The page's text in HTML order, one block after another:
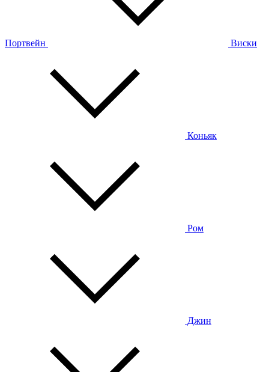
Портвейн Виски
Коньяк
Ром
Джин